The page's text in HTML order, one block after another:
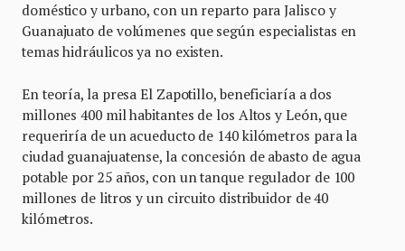
doméstico y urbano, con un reparto para Jalisco y
Guanajuato de volúmenes que según especialistas en
temas hidráulicos ya no existen.
En teoría, la presa El Zapotillo, beneficiaría a dos
millones 400 mil habitantes de los Altos y León, que
requeriría de un acueducto de 140 kilómetros para la
ciudad guanajuatense, la concesión de abasto de agua
potable por 25 años, con un tanque regulador de 100
millones de litros y un circuito distribuidor de 40
kilómetros.